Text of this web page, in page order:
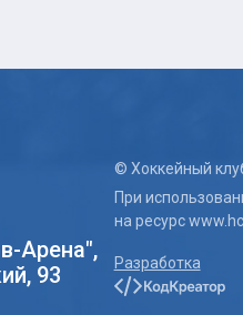
Арена",
93
© Хоккейный
При
на ресурс
Разработка